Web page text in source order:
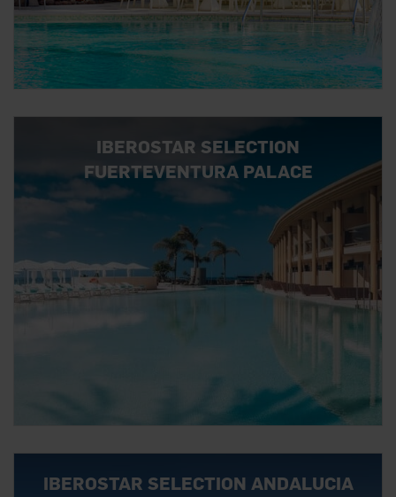
IBEROSTAR SELECTION
FUERTEVENTURA PALACE
IBEROSTAR SELECTION ANDALUCIA